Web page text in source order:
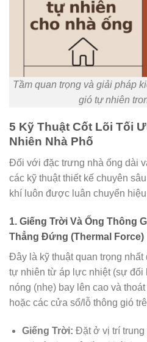
Tầm quan trọng và giải pháp
gió tự nhiên
5 Kỹ Thuật Cốt Lõi Tối
Nhiên Nhà Phố
Đối với đặc trưng nhà ống dài
các kỹ thuật thiết kế chuyên
khí luôn được luân chuyển
1. Giếng Trời Và Ống Thông
Thẳng Đứng (Thermal Force)
Đây là kỹ thuật quan trọng
tự nhiên từ áp lực nhiệt (sự đối
nóng (nhẹ) bay lên cao và
hoặc các cửa sổ/lỗ thông gió
Giếng Trời: Đặt ở vị trí trung